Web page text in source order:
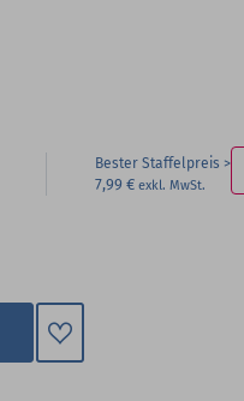
Bester Staffelpreis
7,99 €
Zum